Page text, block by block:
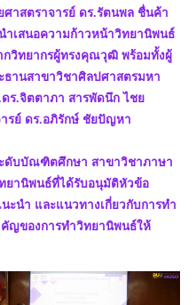
าสตราจารย์ ดร.รัตนพล ชื่นค้า
เสนอความก้าวหน้าวิทยานิพนธ์
กวิทยากรผู้ทรงคุณวุฒิ พร้อมทั้งผู้
ธานสาขาวิชาศิลปศาสตรมหา
ร.จิตตาภา สารพัดนึก ไชย
รย์ ดร.อภิรักษ์ ชัยปัญหา
ะดับบัณฑิตศึกษา สาขาวิชาภาษา
ยานิพนธ์ที่ได้รับอนุมัติหัวข้อ
ะนำ และแนวทางเกี่ยวกับการทำ
ญของการทำวิทยานิพนธ์ให้